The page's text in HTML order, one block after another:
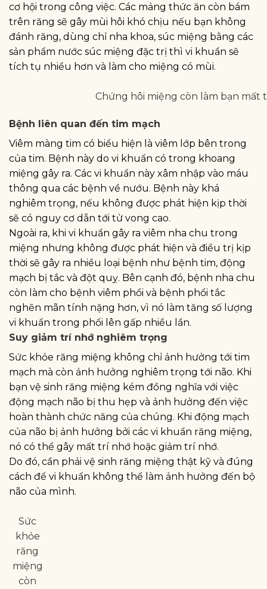
cơ hội trong công việc. Các mảng thức ăn còn bám
trên răng sẽ gây mùi hôi khó chịu nếu bạn không
đánh răng, dùng chỉ nha khoa, súc miệng bằng các
sản phẩm nước súc miệng đặc trị thì vi khuẩn sẽ
tích tụ nhiều hơn và làm cho miệng có mùi.
Chứng hôi miệng còn làm bạn mất
Bệnh liên quan đến tim mạch
Viêm màng tim có biểu hiện là viêm lớp bên trong
của tim. Bệnh này do vi khuẩn có trong khoang
miệng gây ra. Các vi khuẩn này xâm nhập vào máu
thông qua các bệnh về nướu. Bệnh này khá
nghiêm trọng, nếu không được phát hiện kịp thời
sẽ có nguy cơ dẫn tới tử vong cao.
Ngoài ra, khi vi khuẩn gây ra viêm nha chu trong
miệng nhưng không được phát hiện và điều trị kịp
thời sẽ gây ra nhiều loại bệnh như bệnh tim, động
mạch bị tắc và đột quỵ. Bên cạnh đó, bệnh nha chu
còn làm cho bệnh viêm phổi và bệnh phổi tắc
nghẽn mãn tính nặng hơn, vì nó làm tăng số lượng
vi khuẩn trong phổi lên gấp nhiều lần.
Suy giảm trí nhớ nghiêm trọng
Sức khỏe răng miệng không chỉ ảnh hưởng tới tim
mạch mà còn ảnh hưởng nghiêm trọng tới não. Khi
bạn vệ sinh răng miệng kém đồng nghĩa với việc
động mạch não bị thu hẹp và ảnh hưởng đến việc
hoàn thành chức năng của chúng. Khi động mạch
của não bị ảnh hưởng bởi các vi khuẩn răng miệng,
nó có thể gây mất trí nhớ hoặc giảm trí nhớ.
Do đó, cần phải vệ sinh răng miệng thật kỹ và đúng
cách để vi khuẩn không thể làm ảnh hưởng đến bộ
não của mình.
Sức
khỏe
răng
miệng
còn